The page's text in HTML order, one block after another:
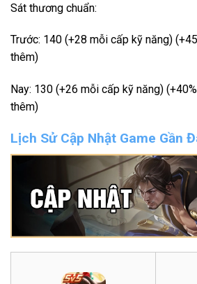
Sát thương chuẩn:
Trước: 140 (+28 mỗi cấp kỹ năng)
thêm)
Nay: 130 (+26 mỗi cấp kỹ năng)
thêm)
Lịch Sử Cập Nhật Game Gần